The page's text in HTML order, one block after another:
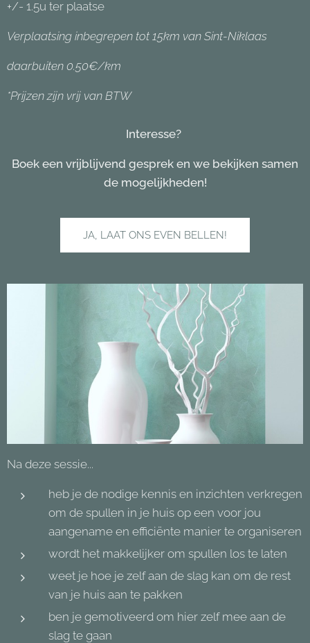
+/- 1.5u ter plaatse
Verplaatsing inbegrepen tot 15km van Sint-Niklaas
daarbuiten 0.50€/km
*Prijzen zijn vrij van BTW
Interesse?
Boek een vrijblijvend gesprek en we bekijken samen
de mogelijkheden!
JA, LAAT ONS EVEN BELLEN!
Na deze sessie...
heb je de nodige kennis en inzichten verkregen
om de spullen in je huis op een voor jou
aangename en efficiënte manier te organiseren
wordt het makkelijker om spullen los te laten
weet je hoe je zelf aan de slag kan om de rest
van je huis aan te pakken
ben je gemotiveerd om hier zelf mee aan de
slag te gaan